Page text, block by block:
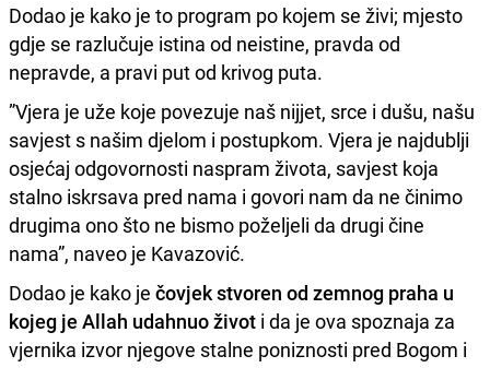
Dodao je kako je to program po kojem se živi; mjesto
gdje se razlučuje istina od neistine, pravda od
nepravde, a pravi put od krivog puta.
”Vjera je uže koje povezuje naš nijjet, srce i dušu, našu
savjest s našim djelom i postupkom. Vjera je najdublji
osjećaj odgovornosti naspram života, savjest koja
stalno iskrsava pred nama i govori nam da ne činimo
drugima ono što ne bismo poželjeli da drugi čine
nama”, naveo je Kavazović.
Dodao je kako je čovjek stvoren od zemnog praha u
kojeg je Allah udahnuo život i da je ova spoznaja za
vjernika izvor njegove stalne poniznosti pred Bogom i